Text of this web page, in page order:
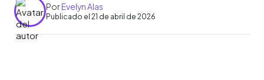
PorEvelyn Alas
Publicado el 21 de abril de 2026